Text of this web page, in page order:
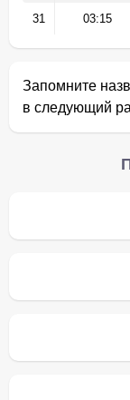
31 03:15
Запомните
в следующий